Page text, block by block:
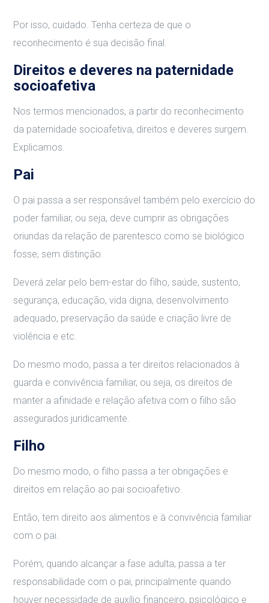
Por isso, cuidado. Tenha certeza de que o
reconhecimento é sua decisão final.
Direitos e deveres na paternidade
socioafetiva
Nos termos mencionados, a partir do reconhecimento
da paternidade socioafetiva, direitos e deveres surgem.
Explicamos.
Pai
O pai passa a ser responsável também pelo exercício do
poder familiar, ou seja, deve cumprir as obrigações
oriundas da relação de parentesco como se biológico
fosse, sem distinção.
Deverá zelar pelo bem-estar do filho, saúde, sustento,
segurança, educação, vida digna, desenvolvimento
adequado, preservação da saúde e criação livre de
violência e etc.
Do mesmo modo, passa a ter direitos relacionados à
guarda e convivência familiar, ou seja, os direitos de
manter a afinidade e relação afetiva com o filho são
assegurados juridicamente.
Filho
Do mesmo modo, o filho passa a ter obrigações e
direitos em relação ao pai socioafetivo.
Então, tem direito aos alimentos e à convivência familiar
com o pai.
Porém, quando alcançar a fase adulta, passa a ter
responsabilidade com o pai, principalmente quando
houver necessidade de auxílio financeiro, psicológico e